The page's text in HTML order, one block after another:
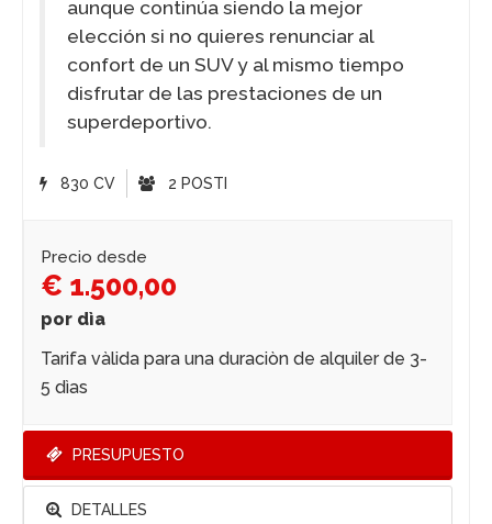
aunque continúa siendo la mejor
elección si no quieres renunciar al
confort de un SUV y al mismo tiempo
disfrutar de las prestaciones de un
superdeportivo.
830 CV 2 POSTI
Precio desde
€ 1.500,00
por dìa
Tarifa vàlida para una duraciòn de alquiler de 3-
5 dìas
PRESUPUESTO
DETALLES